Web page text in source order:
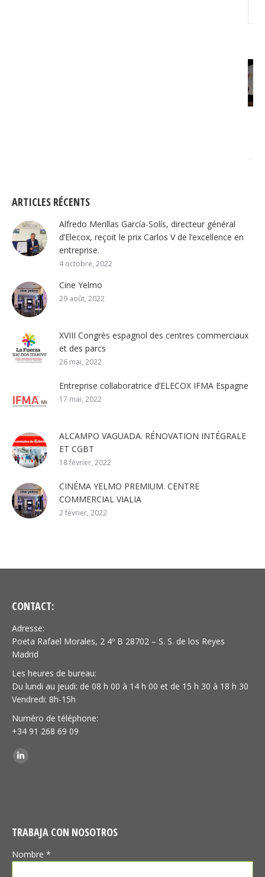
ARTICLES RÉCENTS
Alfredo Merillas García-Solís, directeur général
d’Elecox, reçoit le prix Carlos V de l’excellence en
entreprise.
4 octobre, 2022
Cine Yelmo
29 août, 2022
XVIII Congrès espagnol des centres commerciaux
et des parcs
26 mai, 2022
Entreprise collaboratrice d’ELECOX IFMA Espagne
17 mai, 2022
ALCAMPO VAGUADA. RÉNOVATION INTÉGRALE
ET CGBT
18 février, 2022
CINÉMA YELMO PREMIUM. CENTRE
COMMERCIAL VIALIA
2 février, 2022
CONTACT:
Adresse:
Poeta Rafael Morales, 2 4º B 28702 – S. S. de los Reyes
Madrid
Les heures de bureau:
Du lundi au jeudi: de 08 h 00 à 14 h 00 et de 15 h 30 à 18 h 30
Vendredi: 8h-15h
Numéro de téléphone:
+34 91 268 69 09
Trouvez nous sur :
LinkedIn
TRABAJA CON NOSOTROS
Nombre *